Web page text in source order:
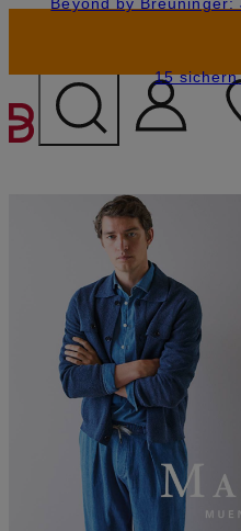
ZUM
15 sichern